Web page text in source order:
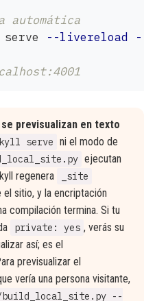
automática
--livereload --
previsualizan en texto
serve ni el modo de
ejecutan
regenera
_site
sitio, y la encriptación
compilación termina. Si tu
private: yes , verás su
así; es el
previsualizar el
vería una persona visitante,
build_local_site.py --